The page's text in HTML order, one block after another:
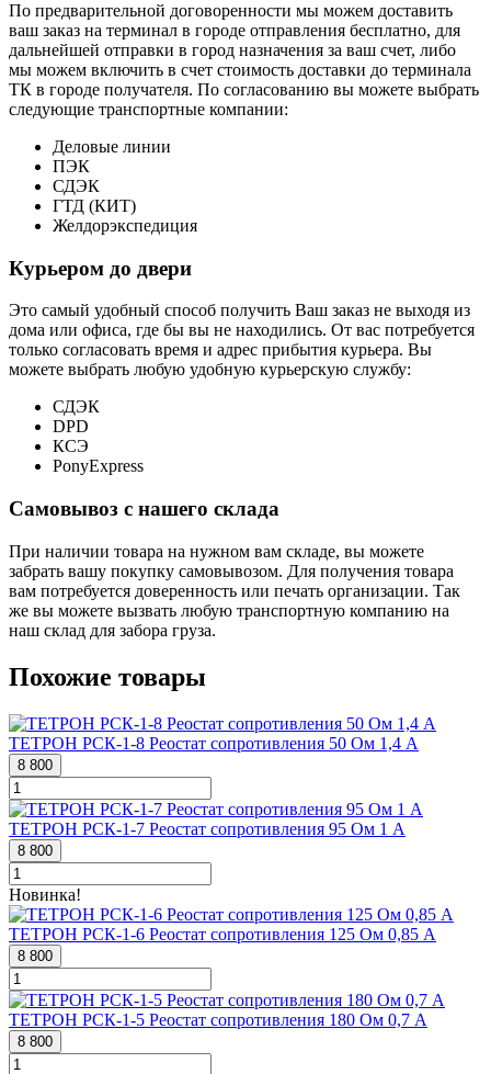
По предварительной договоренности мы можем доставить
ваш заказ на терминал в городе отправления бесплатно, для
дальнейшей отправки в город назначения за ваш счет, либо
мы можем включить в счет стоимость доставки до терминала
ТК в городе получателя. По согласованию вы можете выбрать
следующие транспортные компании:
Деловые линии
ПЭК
СДЭК
ГТД (КИТ)
Желдорэкспедиция
Курьером до двери
Это самый удобный способ получить Ваш заказ не выходя из
дома или офиса, где бы вы не находились. От вас потребуется
только согласовать время и адрес прибытия курьера. Вы
можете выбрать любую удобную курьерскую службу:
СДЭК
DPD
КСЭ
PonyExpress
Самовывоз с нашего склада
При наличии товара на нужном вам складе, вы можете
забрать вашу покупку самовывозом. Для получения товара
вам потребуется доверенность или печать организации. Так
же вы можете вызвать любую транспортную компанию на
наш склад для забора груза.
Похожие товары
ТЕТРОН РСК-1-8 Реостат сопротивления 50 Ом 1,4 А
8 800
ТЕТРОН РСК-1-7 Реостат сопротивления 95 Ом 1 А
8 800
Новинка!
ТЕТРОН РСК-1-6 Реостат сопротивления 125 Ом 0,85 А
8 800
ТЕТРОН РСК-1-5 Реостат сопротивления 180 Ом 0,7 А
8 800